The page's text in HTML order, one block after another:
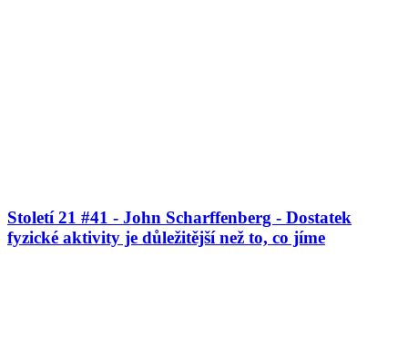
Století 21 #41 - John Scharffenberg - Dostatek
fyzické aktivity je důležitější než to, co jíme